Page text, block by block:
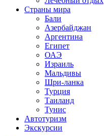
Страны мира
Бали
Азербайджан
Аргентина
Египет
ОАЭ
Израиль
Мальдивы
Шри-ланка
Турция
Таиланд
Тунис
Автотуризм
Экскурсии